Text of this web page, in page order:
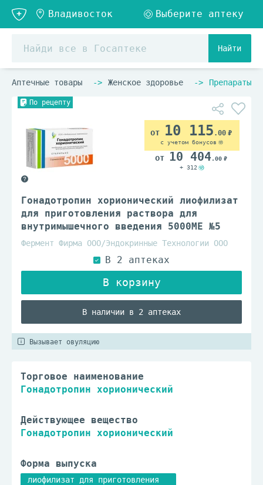
Найти
Аптечные товары Женское здоровье Препараты
По рецепту
Гонадотропин хорионический лиофилизат
для приготовления раствора для
внутримышечного введения 5000МЕ №5
Фермент Фирма ООО/Эндокринные Технологии ООО
В наличии в 2 аптеках
10 115 .00
с учетом бонусов
10 404.00
+ 312
Вызывает овуляцию
Торговое наименование
Гонадотропин хорионический
Действующее вещество
Гонадотропин хорионический
Форма выпуска
лиофилизат для приготовления